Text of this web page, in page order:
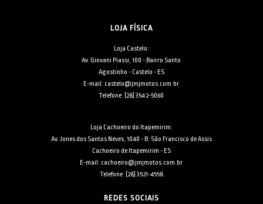
LOJA FÍSICA
Loja Castelo:
Av. Giovani Piassi, 100 - Bairro Santo
Agostinho - Castelo - ES
E-mail: castelo@jmjmotos.com.br
Telefone: [28] 3542-5060
Loja Cachoeiro do Itapemirim:
Av. Jones dos Santos Neves, 1040 - B. São Francisco de Assis
Cachoeiro de Itapemirim - ES
E-mail: cachoeiro@jmjmotos.com.br
Telefone: [28] 3521-4558
REDES SOCIAIS